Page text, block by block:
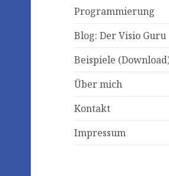
Programmierung
Blog: Der Visio Guru
Beispiele
Über mich
Kontakt
Impressum